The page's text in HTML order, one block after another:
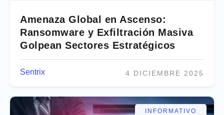
Amenaza Global en Ascenso:
Ransomware y Exfiltración Masiva
Golpean Sectores Estratégicos
Sentrix 4 DICIEMBRE 2025
INFORMATIVO